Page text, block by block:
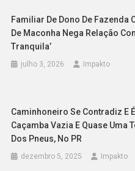
Familiar De Dono De Fazenda
De Maconha Nega Relação
Tranquila’
julho 3, 2026 Impakto
Caminhoneiro Se Contradiz E
Caçamba Vazia E Quase Uma
Dos Pneus, No PR
dezembro 5, 2025 Impakto